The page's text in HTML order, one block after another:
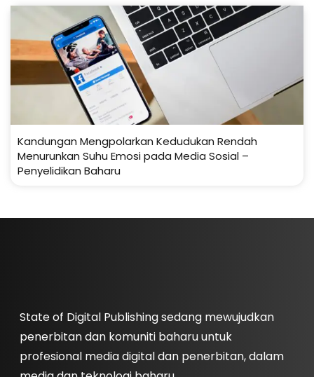
Kandungan Mengpolarkan Kedudukan Rendah
Menurunkan Suhu Emosi pada Media Sosial –
Penyelidikan Baharu
State of Digital Publishing sedang mewujudkan
penerbitan dan komuniti baharu untuk
profesional media digital dan penerbitan, dalam